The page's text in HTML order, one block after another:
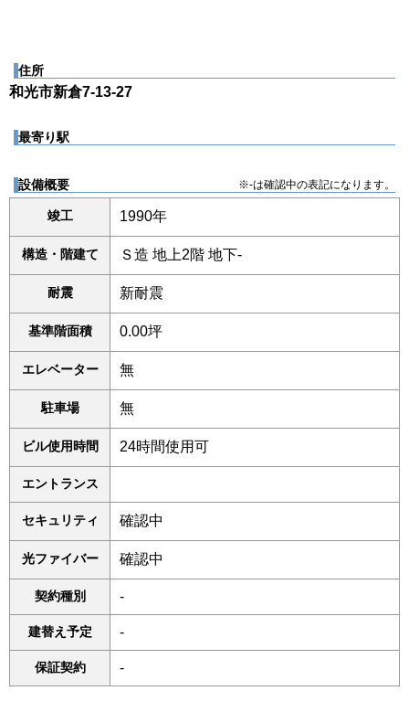
住所
和光市新倉7-13-27
最寄り駅
設備概要 ※-は確認中の表記になります。
竣工 1990年
構造・階建て Ｓ造 地上2階 地下-
耐震 新耐震
基準階面積 0.00坪
エレベーター 無
駐車場 無
ビル使用時間 24時間使用可
エントランス
セキュリティ 確認中
光ファイバー 確認中
契約種別 -
建替え予定 -
保証契約 -